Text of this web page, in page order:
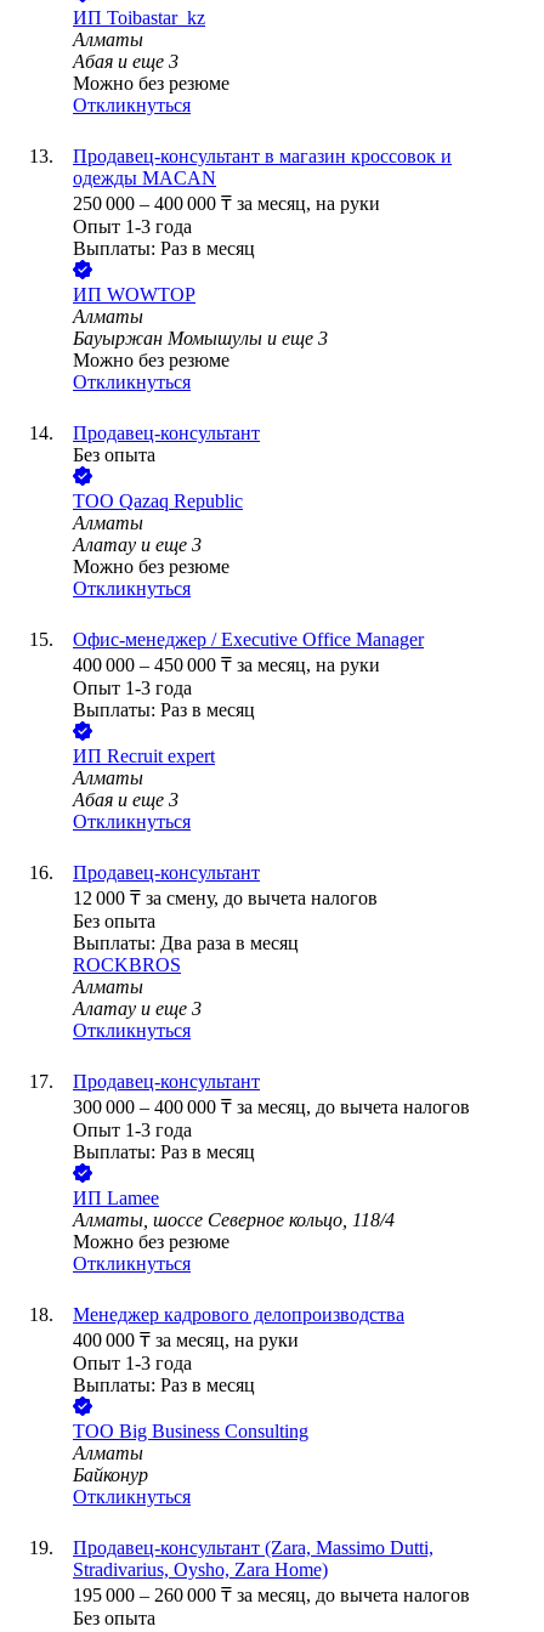
ИП Toibastar_kz
Алматы
Абая и еще 3
Можно без резюме
Откликнуться
Продавец-консультант в магазин кроссовок и
одежды MACAN
250 000 – 400 000 ₸ за месяц, на руки
Опыт 1-3 года
Выплаты: Раз в месяц
ИП WOWTOP
Алматы
Бауыржан Момышулы и еще 3
Можно без резюме
Откликнуться
Продавец-консультант
Без опыта
ТОО Qazaq Republic
Алматы
Алатау и еще 3
Можно без резюме
Откликнуться
Офис-менеджер / Executive Office Manager
400 000 – 450 000 ₸ за месяц, на руки
Опыт 1-3 года
Выплаты: Раз в месяц
ИП Recruit expert
Алматы
Абая и еще 3
Откликнуться
Продавец-консультант
12 000 ₸ за смену, до вычета налогов
Без опыта
Выплаты: Два раза в месяц
ROCKBROS
Алматы
Алатау и еще 3
Откликнуться
Продавец-консультант
300 000 – 400 000 ₸ за месяц, до вычета налогов
Опыт 1-3 года
Выплаты: Раз в месяц
ИП Lamee
Алматы, шоссе Северное кольцо, 118/4
Можно без резюме
Откликнуться
Менеджер кадрового делопроизводства
400 000 ₸ за месяц, на руки
Опыт 1-3 года
Выплаты: Раз в месяц
ТОО Big Business Consulting
Алматы
Байконур
Откликнуться
Продавец-консультант (Zara, Massimo Dutti,
Stradivarius, Oysho, Zara Home)
195 000 – 260 000 ₸ за месяц, до вычета налогов
Без опыта